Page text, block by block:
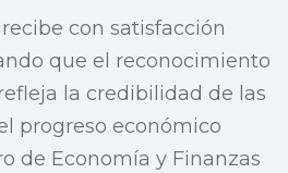
con satisfacción
que el reconocimiento
la credibilidad de las
progreso económico
de Economía y Finanzas